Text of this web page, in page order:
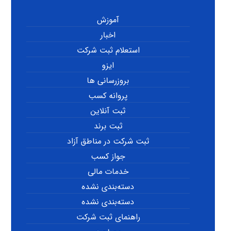
آموزش
اخبار
استعلام ثبت شرکت
ایزو
بروزرسانی ها
پروانه کسب
ثبت آنلاین
ثبت برند
ثبت شرکت در مناطق آزاد
جواز کسب
خدمات مالی
دسته‌بندی نشده
دسته‌بندی نشده
راهنمای ثبت شرکت